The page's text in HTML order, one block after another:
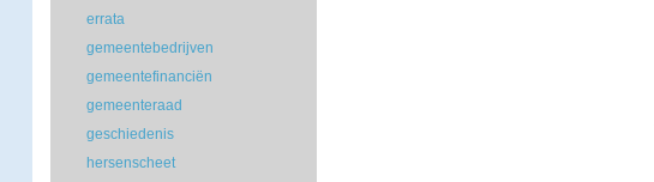
errata
gemeentebedrijven
gemeentefinanciën
gemeenteraad
geschiedenis
hersenscheet